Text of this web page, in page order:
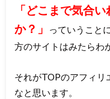
「どこまで気合
か？ 」
っていうこと
方のサイトはみたらわ
それがTOPのアフィリ
なと思います。